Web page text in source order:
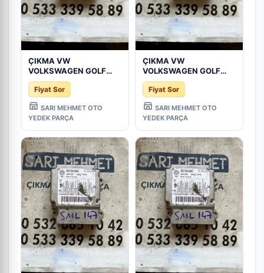
ÇIKMA VW
VOLKSWAGEN GOLF
5K0 959 655D
5K0959655D AIRBAG
BEYNİ - Konya Çıkma
Parça
Fiyat Sor
SARI MEHMET OTO
YEDEK PARÇA
ÇIKMA VW
VOLKSWAGEN GOLF
5K0 959 655D
5K0959655D AIRBAG
BEYNİ - Konya Çıkma
Parça
Fiyat Sor
SARI MEHMET OTO
YEDEK PARÇA